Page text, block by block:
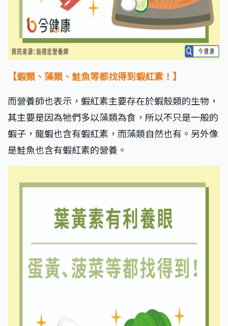
【蝦類、藻類、鮭魚等都找得到蝦紅素！】
而營養師也表示，蝦紅素主要存在於蝦殼類的生物，
其主要是因為牠們多以藻類為食，所以不只是一般的
蝦子，龍蝦也含有蝦紅素，而藻類自然也有。另外像
是鮭魚也含有蝦紅素的營養。